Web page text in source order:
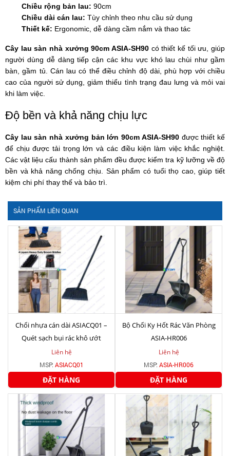
Chiều rộng bản lau: 90cm
Chiều dài cán lau: Tùy chỉnh theo nhu cầu sử dụng
Thiết kế: Ergonomic, dễ dàng cầm nắm và thao tác
Cây lau sàn nhà xưởng 90cm ASIA-SH90 có thiết kế tối ưu, giúp
người dùng dễ dàng tiếp cận các khu vực khó lau chùi như gầm
bàn, gầm tủ. Cán lau có thể điều chỉnh độ dài, phù hợp với chiều
cao của người sử dụng, giảm thiểu tình trạng đau lưng và mỏi vai
khi làm việc.
Độ bền và khả năng chịu lực
Cây lau sàn nhà xưởng bản lớn 90cm ASIA-SH90được thiết kế
để chịu được tải trọng lớn và các điều kiện làm việc khắc nghiệt.
Các vật liệu cấu thành sản phẩm đều được kiểm tra kỹ lưỡng về độ
bền và khả năng chống chịu. Sản phẩm có tuổi thọ cao, giúp tiết
kiệm chi phí thay thế và bảo trì.
SẢN PHẨM LIÊN QUAN
Chổi nhựa cán dài ASIACQ01 –
Quét sạch bụi rác khô ướt
Liên hệ
MSP: ASIACQ01
ĐẶT HÀNG
Bộ Chổi Ky Hốt Rác Văn Phòng
ASIA-HR006
Liên hệ
MSP: ASIA-HR006
ĐẶT HÀNG